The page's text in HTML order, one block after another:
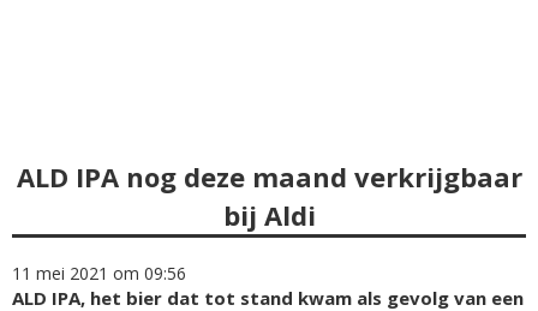
ALD IPA nog deze maand verkrijgbaar
bij Aldi
11 mei 2021 om 09:56
ALD IPA, het bier dat tot stand kwam als gevolg van een